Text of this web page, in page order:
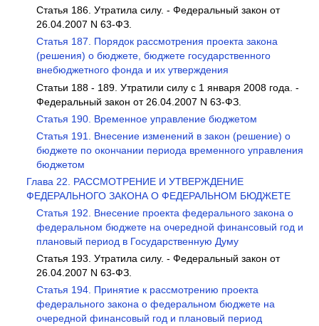
Статья 186. Утратила силу. - Федеральный закон от
26.04.2007 N 63-ФЗ.
Статья 187. Порядок рассмотрения проекта закона
(решения) о бюджете, бюджете государственного
внебюджетного фонда и их утверждения
Статьи 188 - 189. Утратили силу с 1 января 2008 года. -
Федеральный закон от 26.04.2007 N 63-ФЗ.
Статья 190. Временное управление бюджетом
Статья 191. Внесение изменений в закон (решение) о
бюджете по окончании периода временного управления
бюджетом
Глава 22. РАССМОТРЕНИЕ И УТВЕРЖДЕНИЕ
ФЕДЕРАЛЬНОГО ЗАКОНА О ФЕДЕРАЛЬНОМ БЮДЖЕТЕ
Статья 192. Внесение проекта федерального закона о
федеральном бюджете на очередной финансовый год и
плановый период в Государственную Думу
Статья 193. Утратила силу. - Федеральный закон от
26.04.2007 N 63-ФЗ.
Статья 194. Принятие к рассмотрению проекта
федерального закона о федеральном бюджете на
очередной финансовый год и плановый период